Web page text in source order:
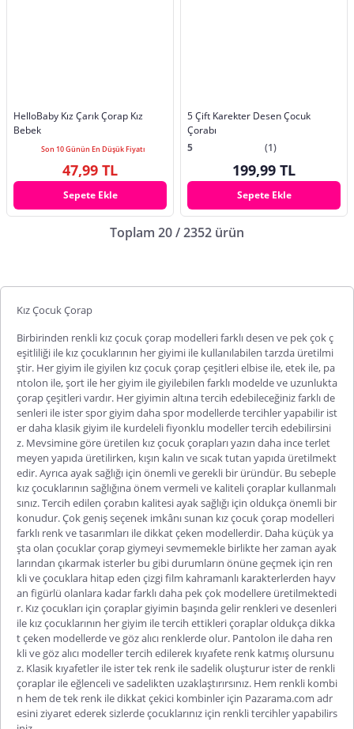
HelloBaby Kız Çarık Çorap Kız
Bebek
Son 10 Günün En Düşük Fiyatı
47,99 TL
Sepete Ekle
5 Çift Karekter Desen Çocuk
Çorabı
5
(1)
199,99 TL
Sepete Ekle
Toplam 20 / 2352 ürün
Kız Çocuk Çorap
Birbirinden renkli kız çocuk çorap modelleri farklı desen ve pek çok ç
eşitliliği ile kız çocuklarının her giyimi ile kullanılabilen tarzda üretilmi
ştir. Her giyim ile giyilen kız çocukçorap çeşitlerielbise ile, etek ile, pa
ntolon ile, şort ile her giyim ile giyilebilen farklı modelde ve uzunlukta
çorap çeşitleri vardır. Her giyimin altına tercih edebileceğiniz farklı de
senleri ile ister spor giyim daha spor modellerde tercihler yapabilir ist
er daha klasik giyim ile kurdeleli fiyonklu modeller tercih edebilirsini
z. Mevsimine göre üretilen kız çocuk çorapları yazın daha ince terlet
meyen yapıda üretilirken, kışın kalın ve sıcak tutan yapıda üretilmekt
edir. Ayrıca ayak sağlığı için önemli ve gerekli bir üründür. Bu sebeple
kız çocuklarının sağlığına önem vermeli ve kaliteli çoraplar kullanmalı
sınız. Tercih edilen çorabın kalitesi ayak sağlığı için oldukça önemli bir
konudur. Çok geniş seçenek imkânı sunan kız çocuk çorap modelleri
farklı renk ve tasarımları ile dikkat çeken modellerdir. Daha küçük ya
şta olan çocuklar çorap giymeyi sevmemekle birlikte her zaman ayak
larından çıkarmak isterler bu gibi durumların önüne geçmek için ren
kli ve çocuklara hitap eden çizgi film kahramanlı karakterlerden hayv
an figürlü olanlara kadar farklı daha pek çok modellere üretilmektedi
r. Kız çocukları için çoraplar giyimin başında gelir renkleri ve desenleri
ile kız çocuklarının her giyim ile tercih ettikleri çoraplar oldukça dikka
t çeken modellerde ve göz alıcı renklerde olur. Pantolon ile daha ren
kli ve göz alıcı modeller tercih edilerek kıyafete renk katmış olursunu
z. Klasik kıyafetler ile ister tek renk ile sadelik oluşturur ister de renkli
çoraplar ile eğlenceli ve sadelikten uzaklaştırırsınız. Hem renkli kombi
n hem de tek renk ile dikkat çekici kombinler için Pazarama.com adr
esini ziyaret ederek sizlerde çocuklarınız için renkli tercihler yapabilirs